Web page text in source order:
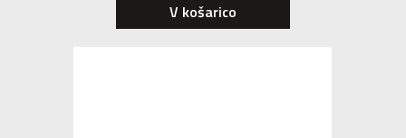
V košarico